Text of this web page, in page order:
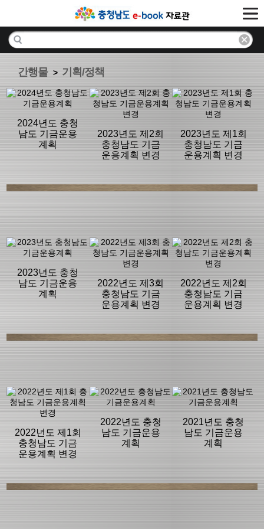
간행물 > 기획/정책
2024년도 충청
남도 기금운용
계획
2023년도 제2회
충청남도 기금
운용계획 변경
2023년도 제1회
충청남도 기금
운용계획 변경
2023년도 충청
남도 기금운용
계획
2022년도 제3회
충청남도 기금
운용계획 변경
2022년도 제2회
충청남도 기금
운용계획 변경
2022년도 제1회
충청남도 기금
운용계획 변경
2022년도 충청
남도 기금운용
계획
2021년도 충청
남도 기금운용
계획